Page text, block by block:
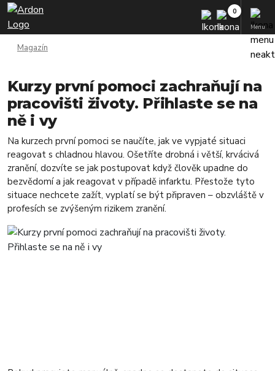
Menu
Magazín
Kurzy první pomoci zachraňují na
pracovišti životy. Přihlaste se na
ně i vy
Na kurzech první pomoci se naučíte, jak ve vypjaté situaci
reagovat s chladnou hlavou. Ošetříte drobná i větší, krvácivá
zranění, dozvíte se jak postupovat když člověk upadne do
bezvědomí a jak reagovat v případě infarktu. Přestože tyto
situace nechcete zažít, vyplatí se být připraven – obzvláště v
profesích se zvýšeným rizikem zranění.